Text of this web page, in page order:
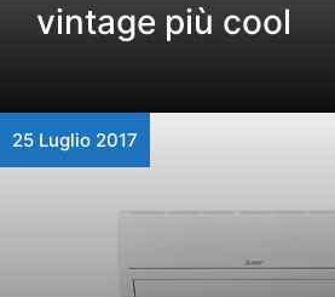
vintage più cool
25 Luglio 2017